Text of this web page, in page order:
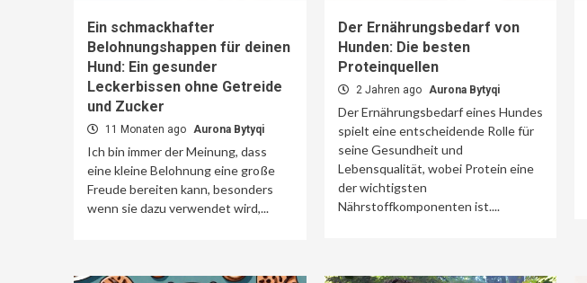
Ein schmackhafter
Belohnungshappen für deinen
Hund: Ein gesunder
Leckerbissen ohne Getreide
und Zucker
11 Monaten ago Aurona Bytyqi
Ich bin immer der Meinung, dass
eine kleine Belohnung eine große
Freude bereiten kann, besonders
wenn sie dazu verwendet wird,...
Der Ernährungsbedarf von
Hunden: Die besten
Proteinquellen
2 Jahren ago Aurona Bytyqi
Der Ernährungsbedarf eines Hundes
spielt eine entscheidende Rolle für
seine Gesundheit und
Lebensqualität, wobei Protein eine
der wichtigsten
Nährstoffkomponenten ist....